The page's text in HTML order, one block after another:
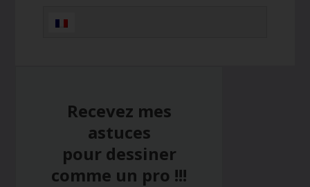
latérale
Recevez mes
astuces
pour dessiner
comme un pro !!!